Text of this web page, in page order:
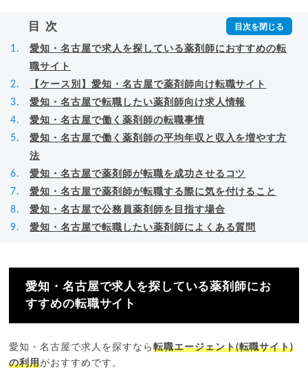
目次
愛知・名古屋で求人を探している薬剤師におすすめの転
職サイト
【ケース別】愛知・名古屋で薬剤師向け転職サイト
愛知・名古屋で転職したい薬剤師向け求人情報
愛知・名古屋で働く薬剤師の転職事情
愛知・名古屋で働く薬剤師の平均年収と収入を増やす方
法
愛知・名古屋で薬剤師が転職を成功させるコツ
愛知・名古屋で薬剤師が転職する際に気を付けること
愛知・名古屋で公務員薬剤師を目指す場合
愛知・名古屋で転職したい薬剤師によくある質問
愛知・名古屋で求人を探している薬剤師にお
すすめの転職サイト
愛知・名古屋で求人を探すなら 転職エージェント(転職サイト)
の利用がおすすめです。